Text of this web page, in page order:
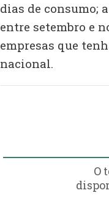
dias de consumo;
entre setembro e
empresas que
nacional.
O